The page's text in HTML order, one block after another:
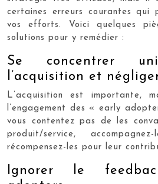
certaines erreurs courantes qui
vos efforts. Voici quelques
solutions pour y remédier :
Se concentrer
l’acquisition et
L’acquisition est importante,
l’engagement des « early
vous contentez pas de les
produit/service,
récompensez-les pour leur
Ignorer le